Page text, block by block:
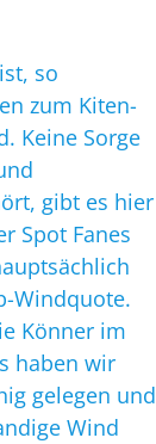
so
zum Kiten-
Keine Sorge
gibt es hier
Spot Fanes
Windquote.
Könner im
haben wir
gelegen und
Wind